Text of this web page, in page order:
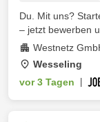
Du. Mit uns?
– jetzt bewerben
Westnetz
Wesseling
vor 3 Tagen